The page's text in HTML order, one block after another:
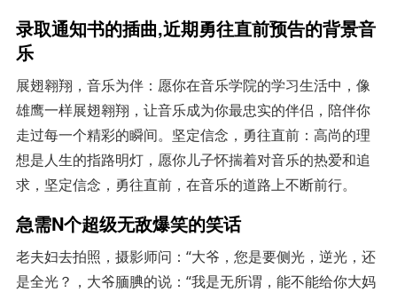
录取通知书的插曲,近期勇往直前预告的背景音
乐
展翅翱翔，音乐为伴：愿你在音乐学院的学习生活中，像
雄鹰一样展翅翱翔，让音乐成为你最忠实的伴侣，陪伴你
走过每一个精彩的瞬间。坚定信念，勇往直前：高尚的理
想是人生的指路明灯，愿你儿子怀揣着对音乐的热爱和追
求，坚定信念，勇往直前，在音乐的道路上不断前行。
急需N个超级无敌爆笑的笑话
老夫妇去拍照，摄影师问：“大爷，您是要侧光，逆光，还
是全光？，大爷腼腆的说：“我是无所谓，能不能给你大妈